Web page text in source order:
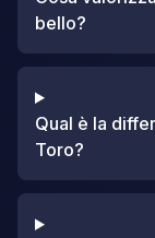
bello?
Qual è la
Toro?